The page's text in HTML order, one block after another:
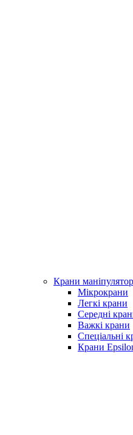
Крани
Мікрокрани
Легкі крани
Середні
Важкі крани
Спеціальні
Крани